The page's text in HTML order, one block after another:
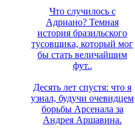
Что случилось с
Адриано? Темная
история бразильского
тусовщика, который мог
бы стать величайшим
фут..
Десять лет спустя: что я
узнал, будучи очевидцем
борьбы Арсенала за
Андрея Аршавина.